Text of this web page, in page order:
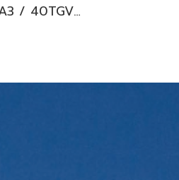
38TGV0401A3 / 40TGV0401UP แอร์แคเรียร์ รุ่นฝังฝ้า 4 ทิศทาง ระบบอินเวอร์เตอร์ Carrier 4-Way Cassette Type Inverter น้ำยา R32 (380V./ไฟ 3 เฟส) พร้อมบริการติดตั้ง